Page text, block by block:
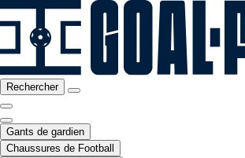
Rechercher
Gants de gardien
Chaussures de Football